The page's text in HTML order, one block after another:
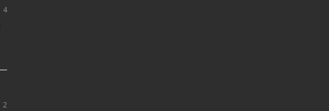
4
2